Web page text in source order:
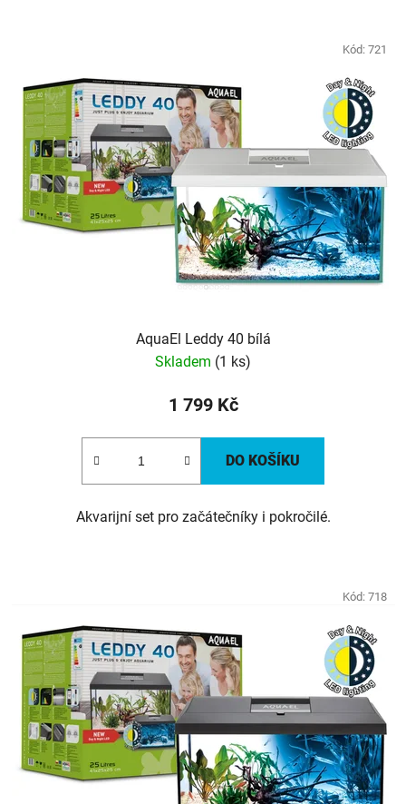
AquaEl Leddy 40 bílá
Skladem (1 ks)
1 799 Kč
DO KOŠÍKU
Akvarijní set pro začátečníky i pokročilé.
Kód: 721
Kód: 718